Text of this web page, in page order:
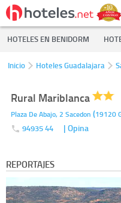
HOTELES EN BENIDORM
Inicio Hoteles Guadalajara
Rural Mariblanca
Plaza De Abajo, 2 Sacedon (19120
94935 44 | Opina
REPORTAJES